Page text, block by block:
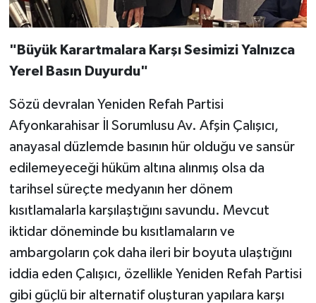
"Büyük Karartmalara Karşı Sesimizi Yalnızca
Yerel Basın Duyurdu"
Sözü devralan Yeniden Refah Partisi
Afyonkarahisar İl Sorumlusu Av. Afşin Çalışıcı,
anayasal düzlemde basının hür olduğu ve sansür
edilemeyeceği hüküm altına alınmış olsa da
tarihsel süreçte medyanın her dönem
kısıtlamalarla karşılaştığını savundu. Mevcut
iktidar döneminde bu kısıtlamaların ve
ambargoların çok daha ileri bir boyuta ulaştığını
iddia eden Çalışıcı, özellikle Yeniden Refah Partisi
gibi güçlü bir alternatif oluşturan yapılara karşı